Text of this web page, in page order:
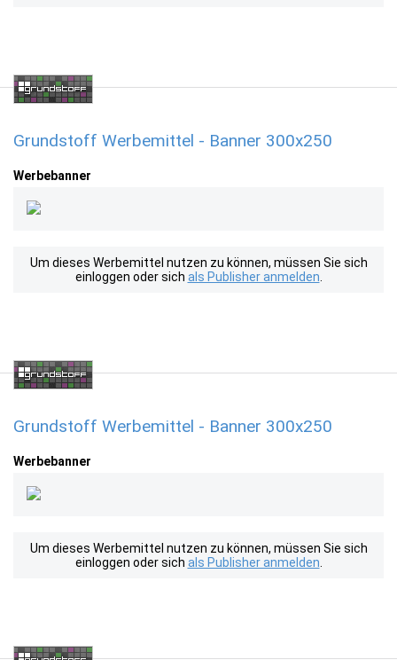
Grundstoff Werbemittel - Banner 300x250
Werbebanner
Um dieses Werbemittel nutzen zu können, müssen Sie sich
einloggen oder sich als Publisher anmelden
Grundstoff Werbemittel - Banner 300x250
Werbebanner
Um dieses Werbemittel nutzen zu können, müssen Sie sich
einloggen oder sich als Publisher anmelden